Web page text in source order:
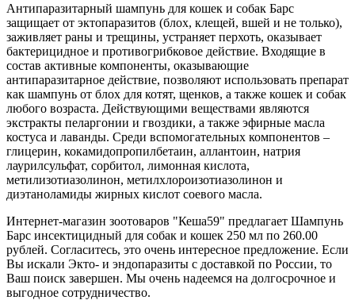
Антипаразитарный шампунь для кошек и собак Барс
защищает от эктопаразитов (блох, клещей, вшей и не только),
заживляет раны и трещины, устраняет перхоть, оказывает
бактерицидное и противогрибковое действие. Входящие в
состав активные компоненты, оказывающие
антипаразитарное действие, позволяют использовать препарат
как шампунь от блох для котят, щенков, а также кошек и собак
любого возраста. Действующими веществами являются
экстракты пеларгонии и гвоздики, а также эфирные масла
костуса и лаванды. Среди вспомогательных компонентов –
глицерин, кокамидопропилбетаин, аллантоин, натрия
лаурилсульфат, сорбитол, лимонная кислота,
метилизотиазолинон, метилхлороизотиазолинон и
диэтаноламиды жирных кислот соевого масла.
Интернет-магазин зоотоваров "Кеша59" предлагает Шампунь
Барс инсектицидный для собак и кошек 250 мл по 260.00
рублей. Согласитесь, это очень интересное предложение. Если
Вы искали Экто- и эндопаразиты с доставкой по России, то
Ваш поиск завершен. Мы очень надеемся на долгосрочное и
выгодное сотрудничество.